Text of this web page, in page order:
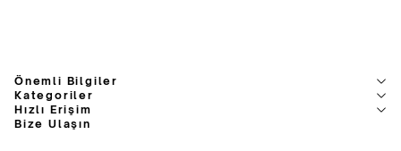
Önemli Bilgiler
Kategoriler
Hızlı Erişim
Bize Ulaşın